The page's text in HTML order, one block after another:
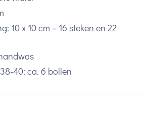
10 x 10 cm = 16 steken en 22
40: ca. 6 bollen